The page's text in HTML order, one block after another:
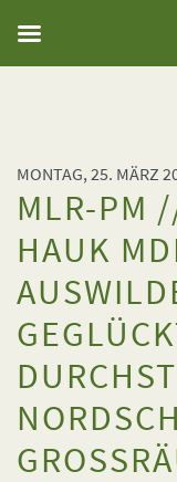
MONTAG, 25. MÄRZ
MLR-PM
HAUK